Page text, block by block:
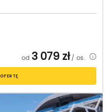
od 3 079 zł/ os.